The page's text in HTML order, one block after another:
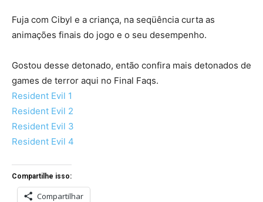
Fuja com Cibyl e a criança, na seqüência curta as
animações finais do jogo e o seu desempenho.
Gostou desse detonado, então confira mais detonados de
games de terror aqui no Final Faqs.
Resident Evil 1
Resident Evil 2
Resident Evil 3
Resident Evil 4
Compartilhe isso:
Compartilhar